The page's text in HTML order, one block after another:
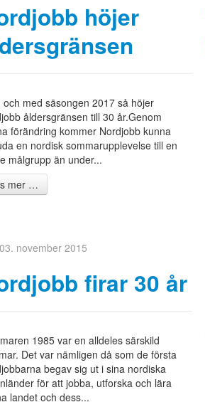
höjer
och med säsongen 2017 så höjer
åldersgränsen till 30 år.Genom
förändring kommer Nordjobb kunna
en nordisk sommarupplevelse till en
målgrupp än under...
mer …
03. november 2015
firar 30 år
1985 var en alldeles särskild
Det var nämligen då som de första
begav sig ut i sina nordiska
för att jobba, utforska och lära
landet och dess...